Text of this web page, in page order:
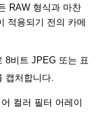
RAW 형식과 마찬
적용되기 전의 카메
8비트 JPEG 또는 표
캡처합니다.
컬러 필터 어레이